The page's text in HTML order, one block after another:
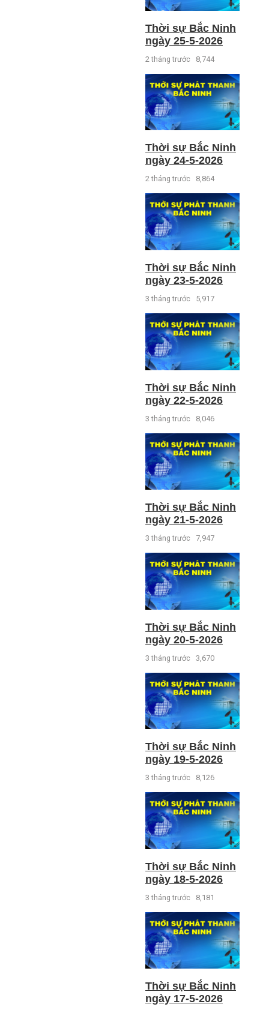
Thời sự Bắc Ninh
ngày 25-5-2026
2 tháng trước 8,744
Thời sự Bắc Ninh
ngày 24-5-2026
2 tháng trước 8,864
Thời sự Bắc Ninh
ngày 23-5-2026
3 tháng trước 5,917
Thời sự Bắc Ninh
ngày 22-5-2026
3 tháng trước 8,046
Thời sự Bắc Ninh
ngày 21-5-2026
3 tháng trước 7,947
Thời sự Bắc Ninh
ngày 20-5-2026
3 tháng trước 3,670
Thời sự Bắc Ninh
ngày 19-5-2026
3 tháng trước 8,126
Thời sự Bắc Ninh
ngày 18-5-2026
3 tháng trước 8,181
Thời sự Bắc Ninh
ngày 17-5-2026